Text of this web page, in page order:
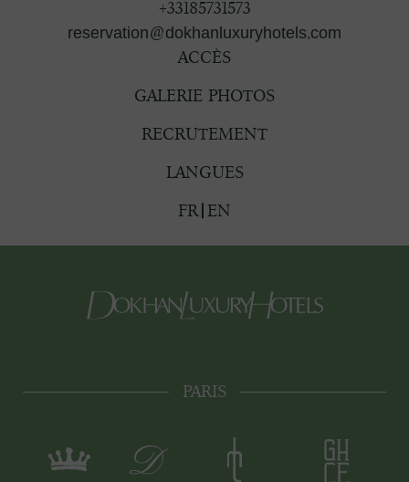
+33185731573
reservation@dokhanluxuryhotels.com
ACCÈS
GALERIE PHOTOS
RECRUTEMENT
LANGUES
FR EN
PARIS